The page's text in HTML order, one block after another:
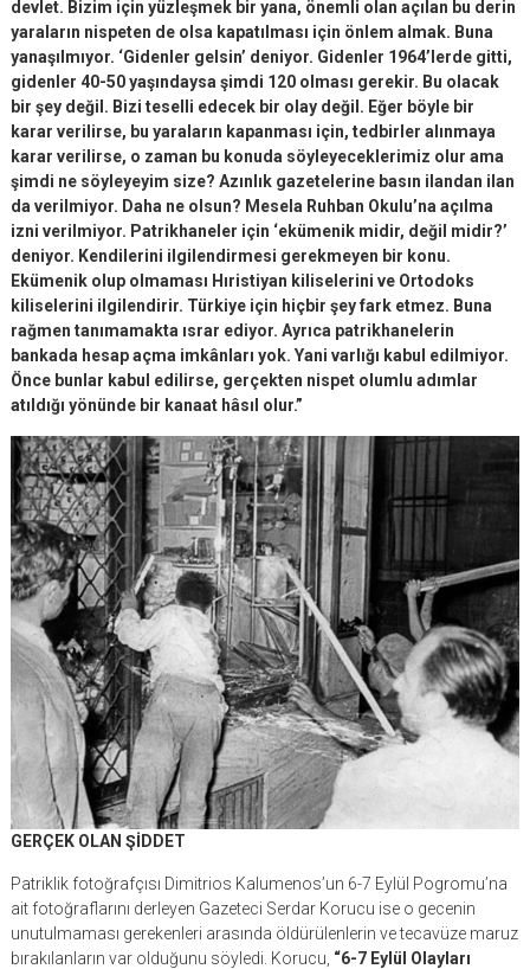
devlet. Bizim için yüzleşmek bir yana, önemli olan açılan bu derin
yaraların nispeten de olsa kapatılması için önlem almak. Buna
yanaşılmıyor. ‘Gidenler gelsin’ deniyor. Gidenler 1964’lerde gitti,
gidenler 40-50 yaşındaysa şimdi 120 olması gerekir. Bu olacak
bir şey değil. Bizi teselli edecek bir olay değil. Eğer böyle bir
karar verilirse, bu yaraların kapanması için, tedbirler alınmaya
karar verilirse, o zaman bu konuda söyleyeceklerimiz olur ama
şimdi ne söyleyeyim size? Azınlık gazetelerine basın ilandan ilan
da verilmiyor. Daha ne olsun? Mesela Ruhban Okulu’na açılma
izni verilmiyor. Patrikhaneler için ‘ekümenik midir, değil midir?’
deniyor. Kendilerini ilgilendirmesi gerekmeyen bir konu.
Ekümenik olup olmaması Hıristiyan kiliselerini ve Ortodoks
kiliselerini ilgilendirir. Türkiye için hiçbir şey fark etmez. Buna
rağmen tanımamakta ısrar ediyor. Ayrıca patrikhanelerin
bankada hesap açma imkânları yok. Yani varlığı kabul edilmiyor.
Önce bunlar kabul edilirse, gerçekten nispet olumlu adımlar
atıldığı yönünde bir kanaat hâsıl olur.”
GERÇEK OLAN ŞİDDET
Patriklik fotoğrafçısı Dimitrios Kalumenos’un 6-7 Eylül Pogromu’na
ait fotoğraflarını derleyen Gazeteci Serdar Korucu ise o gecenin
unutulmaması gerekenleri arasında öldürülenlerin ve tecavüze maruz
bırakılanların var olduğunu söyledi. Korucu, “6-7 Eylül Olayları